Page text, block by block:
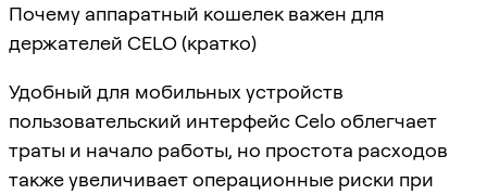
Почему аппаратный кошелек важен для
держателей CELO (кратко)
Удобный для мобильных устройств
пользовательский интерфейс Celo облегчает
траты и начало работы, но простота расходов
также увеличивает операционные риски при